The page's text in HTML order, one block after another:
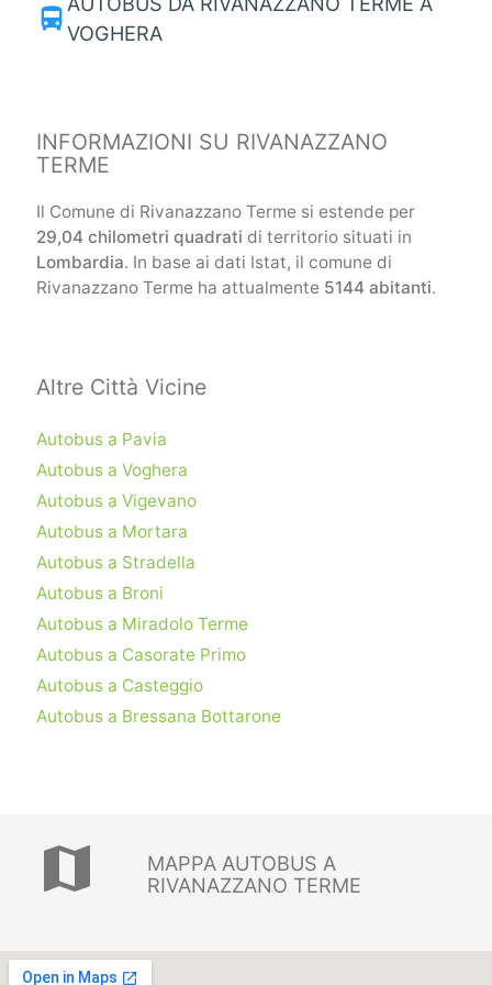
directions_busVOGHERA
INFORMAZIONI SU RIVANAZZANO
TERME
Il Comune di Rivanazzano Terme si estende per
29,04 chilometri quadrati di territorio situati in
Lombardia. In base ai dati Istat, il comune di
Rivanazzano Terme ha attualmente 5144 abitanti.
Altre Città Vicine
Autobus a Pavia
Autobus a Voghera
Autobus a Vigevano
Autobus a Mortara
Autobus a Stradella
Autobus a Broni
Autobus a Miradolo Terme
Autobus a Casorate Primo
Autobus a Casteggio
Autobus a Bressana Bottarone
map
MAPPA AUTOBUS A
RIVANAZZANO TERME